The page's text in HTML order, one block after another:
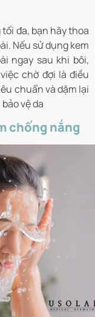
đa, bạn hãy thoa
Nếu sử dụng kem
ngay sau khi bôi,
chờ đợi là điều
chuẩn và dặm lại
vệ da
chống nắng